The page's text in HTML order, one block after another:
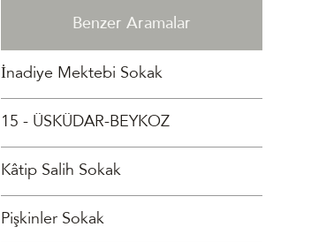
Benzer Aramalar
İnadiye Mektebi Sokak
15 - ÜSKÜDAR-BEYKOZ
Kâtip Salih Sokak
Pişkinler Sokak